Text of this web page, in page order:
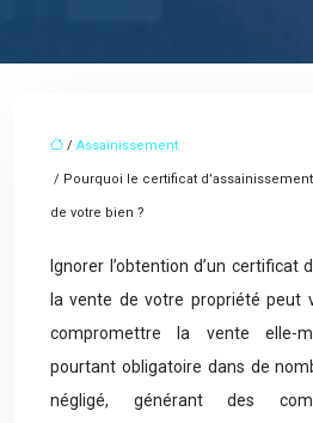
/ Assainissement
/ Pourquoi le certificat
de votre bien ?
Ignorer l’obtention d’un certificat
la vente de votre propriété peut
compromettre la vente elle-
pourtant obligatoire dans de
négligé, générant des